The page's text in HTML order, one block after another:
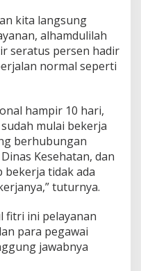
kita langsung
alhamdulilah
seratus persen hadir
normal seperti
hampir 10 hari,
mulai bekerja
berhubungan
Kesehatan, dan
bekerja tidak ada
tuturnya.
fitri ini pelayanan
para pegawai
jawabnya